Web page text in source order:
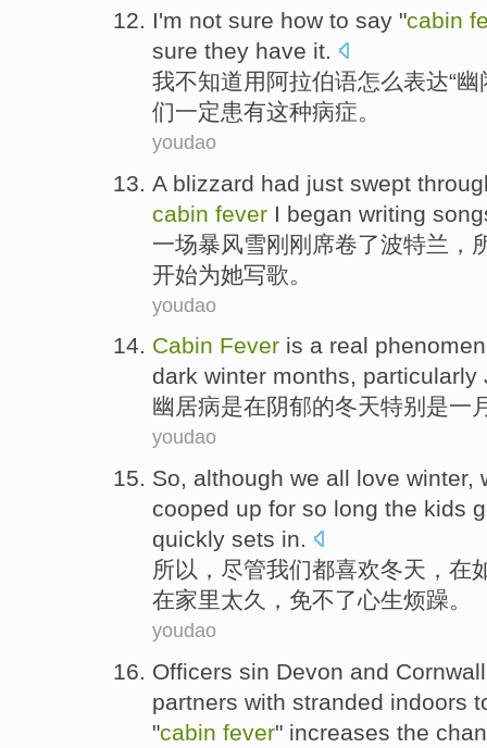
I'm not sure how to say "cabin
sure they have it.
我不知道用 阿拉伯语怎么表达“幽
们一定患有这种病症。
youdao
A blizzard had just swept
cabin fever I began writing
一场暴风雪刚刚 席卷了波特兰 ，
开始为她写歌 。
youdao
Cabin Fever is a real
dark winter months, particularly
幽居病是在阴郁的冬天特别是一
youdao
So, although we all love winter,
cooped up for so long the kids
quickly sets in.
所以 ， 尽管我们都喜欢冬天 ， 在
在家里太久 ，免不了心生烦躁。
youdao
Officers sin Devon and Cornwall
partners with stranded indoors
"cabin fever" increases the